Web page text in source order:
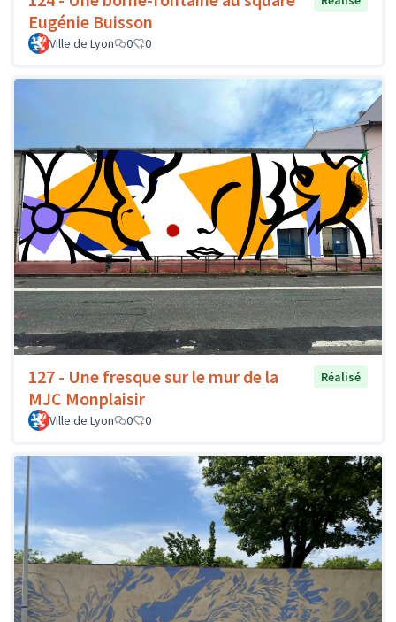
Eugénie Buisson
Ville de Lyon 0 0
127 - Une fresque sur le mur de la
MJC Monplaisir
Réalisé
Ville de Lyon 0 0